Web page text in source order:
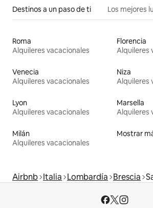
Destinos a un paso de ti Los mejores
Roma
Alquileres vacacionales
Florencia
Alquileres
Venecia
Alquileres vacacionales
Niza
Alquileres
Lyon
Alquileres vacacionales
Marsella
Alquileres
Milán
Alquileres vacacionales
Mostrar
Airbnb Italia Lombardía Brescia